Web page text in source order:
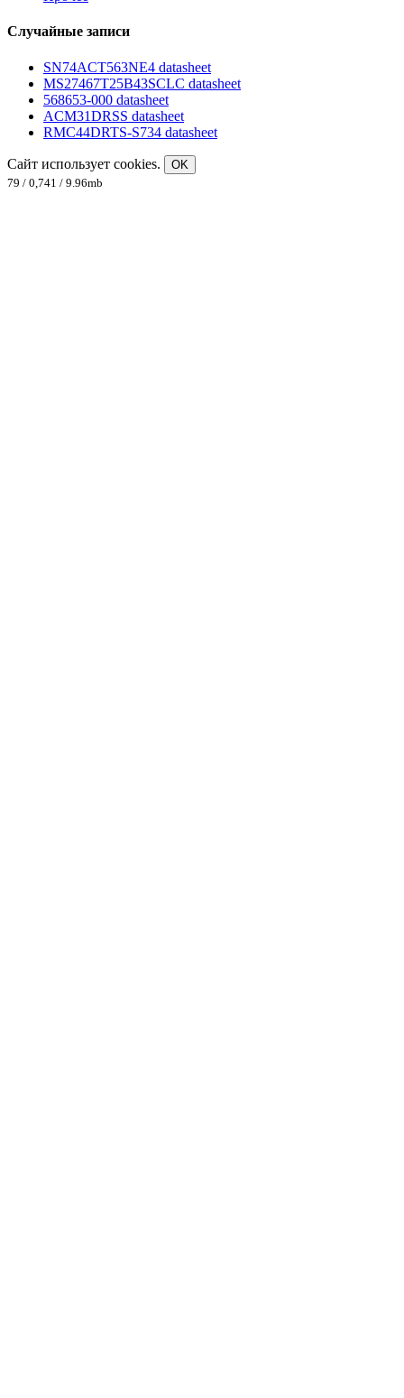
Случайные записи
SN74ACT563NE4 datasheet
MS27467T25B43SCLC datasheet
568653-000 datasheet
ACM31DRSS datasheet
RMC44DRTS-S734 datasheet
Сайт использует cookies.
OK
79 / 0,741 / 9.96mb